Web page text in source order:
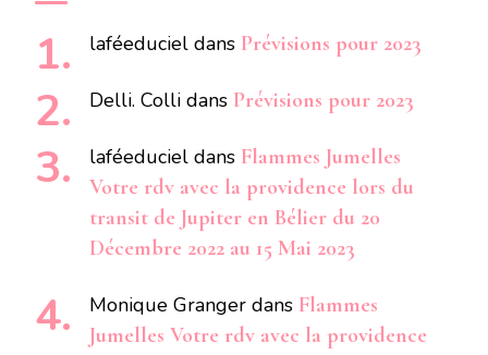
laféeduciel dans Prévisions pour 2023
Delli. Colli dans Prévisions pour 2023
laféeduciel dans Flammes Jumelles
Votre rdv avec la providence lors du
transit de Jupiter en Bélier du 20
Décembre 2022 au 15 Mai 2023
Monique Granger dans Flammes
Jumelles Votre rdv avec la providence